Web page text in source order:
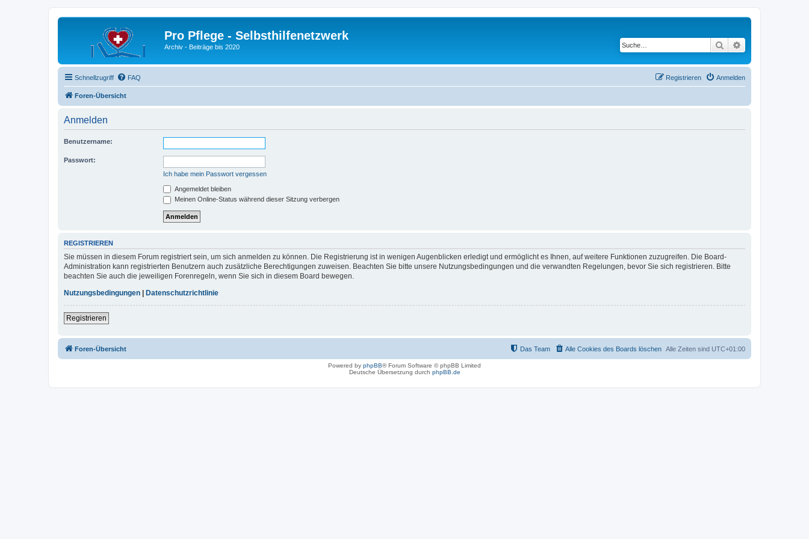
Pro Pflege - Selbsthilfenetzwerk
Archiv - Beiträge bis 2020 Suche
Schnellzugriff FAQ Anmelden
Registrieren
Foren-Übersicht
Anmelden
Benutzername:
Passwort:
Ich habe mein Passwort vergessen
Angemeldet bleiben
Meinen Online-Status während dieser Sitzung verbergen
REGISTRIEREN
Sie müssen in diesem Forum registriert sein, um sich anmelden zu können. Die Registrierung ist in wenigen Augenblicken erledigt und ermöglicht es Ihnen, auf weitere Funktionen zuzugreifen. Die Board-
Administration kann registrierten Benutzern auch zusätzliche Berechtigungen zuweisen. Beachten Sie bitte unsere Nutzungsbedingungen und die verwandten Regelungen, bevor Sie sich registrieren. Bitte
beachten Sie auch die jeweiligen Forenregeln, wenn Sie sich in diesem Board bewegen.
Nutzungsbedingungen
Datenschutzrichtlinie
Registrieren
Foren-Übersicht Alle Zeiten sind UTC+01:00
Alle Cookies des Boards löschen
Das Team
Powered by phpBB® Forum Software © phpBB Limited
Deutsche Übersetzung durch phpBB.de